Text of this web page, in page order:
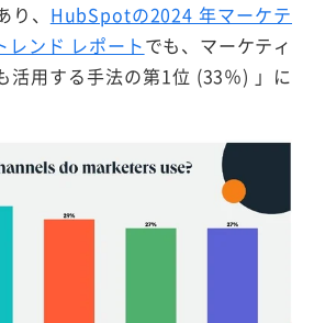
、 HubSpotの2024 年マーケテ
レンド レポートでも、マーケティ
活用する手法の第1位 (33％) 」に